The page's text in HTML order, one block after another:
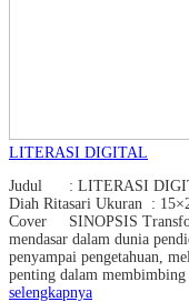
LITERASI DIGITAL
Judul : LITERASI
Diah Ritasari Ukuran :
Cover SINOPSIS
mendasar dalam dunia
penyampai pengetahuan,
penting dalam
selengkapnya